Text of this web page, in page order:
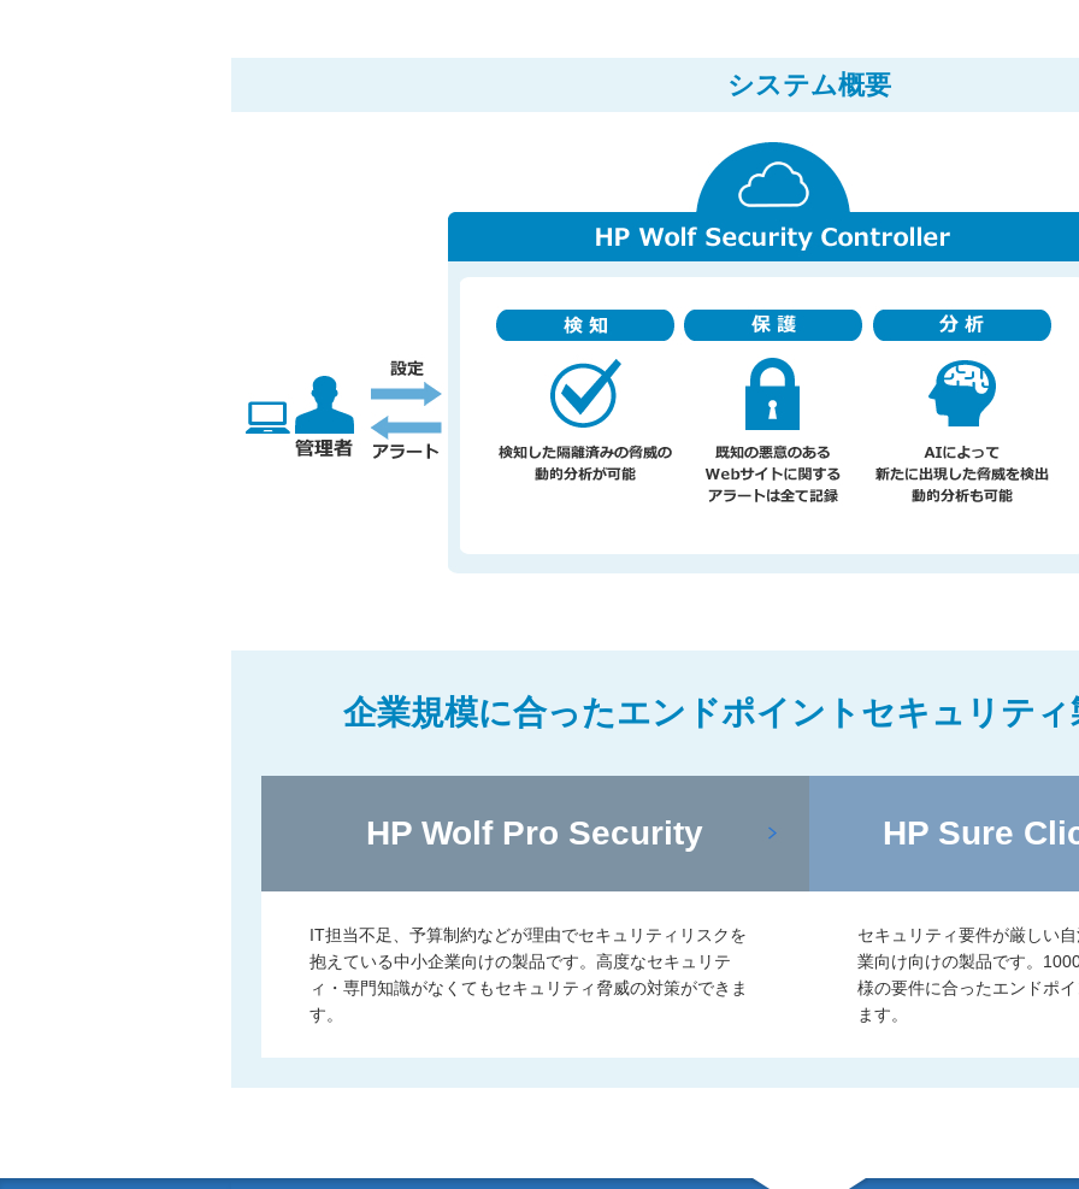
システム概要
企業規模に合ったエンドポイントセキュリテ
HP Wolf Pro Security
IT担当不足、予算制約などが理由でセキュリティリスクを
抱えている中小企業向けの製品です。高度なセキュリテ
ィ・専門知識がなくてもセキュリティ脅威の対策ができま
す。
HP Sure
セキュリティ要件が厳しい
業向け向けの製品です。
様の要件に合ったエンドポ
ます。